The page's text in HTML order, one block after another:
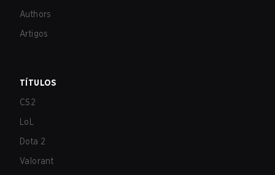
Authors
Artigos
TÍTULOS
CS2
LoL
Dota 2
Valorant